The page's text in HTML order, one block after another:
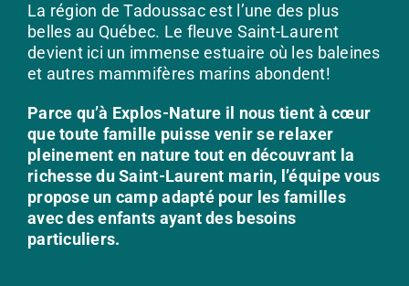
La région de Tadoussac est l’une des plus
belles au Québec. Le fleuve Saint-Laurent
devient ici un immense estuaire où les baleines
et autres mammifères marins abondent!
Parce qu’à Explos-Nature il nous tient à cœur
que toute famille puisse venir se relaxer
pleinement en nature tout en découvrant la
richesse du Saint-Laurent marin, l’équipe vous
propose un camp adapté pour les familles
avec des enfants ayant des besoins
particuliers.